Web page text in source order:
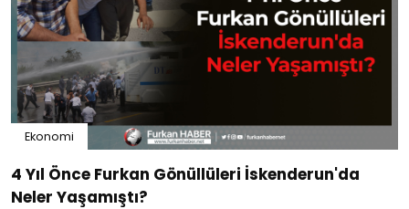
Ekonomi
4 Yıl Önce Furkan Gönüllüleri İskenderun'da
Neler Yaşamıştı?